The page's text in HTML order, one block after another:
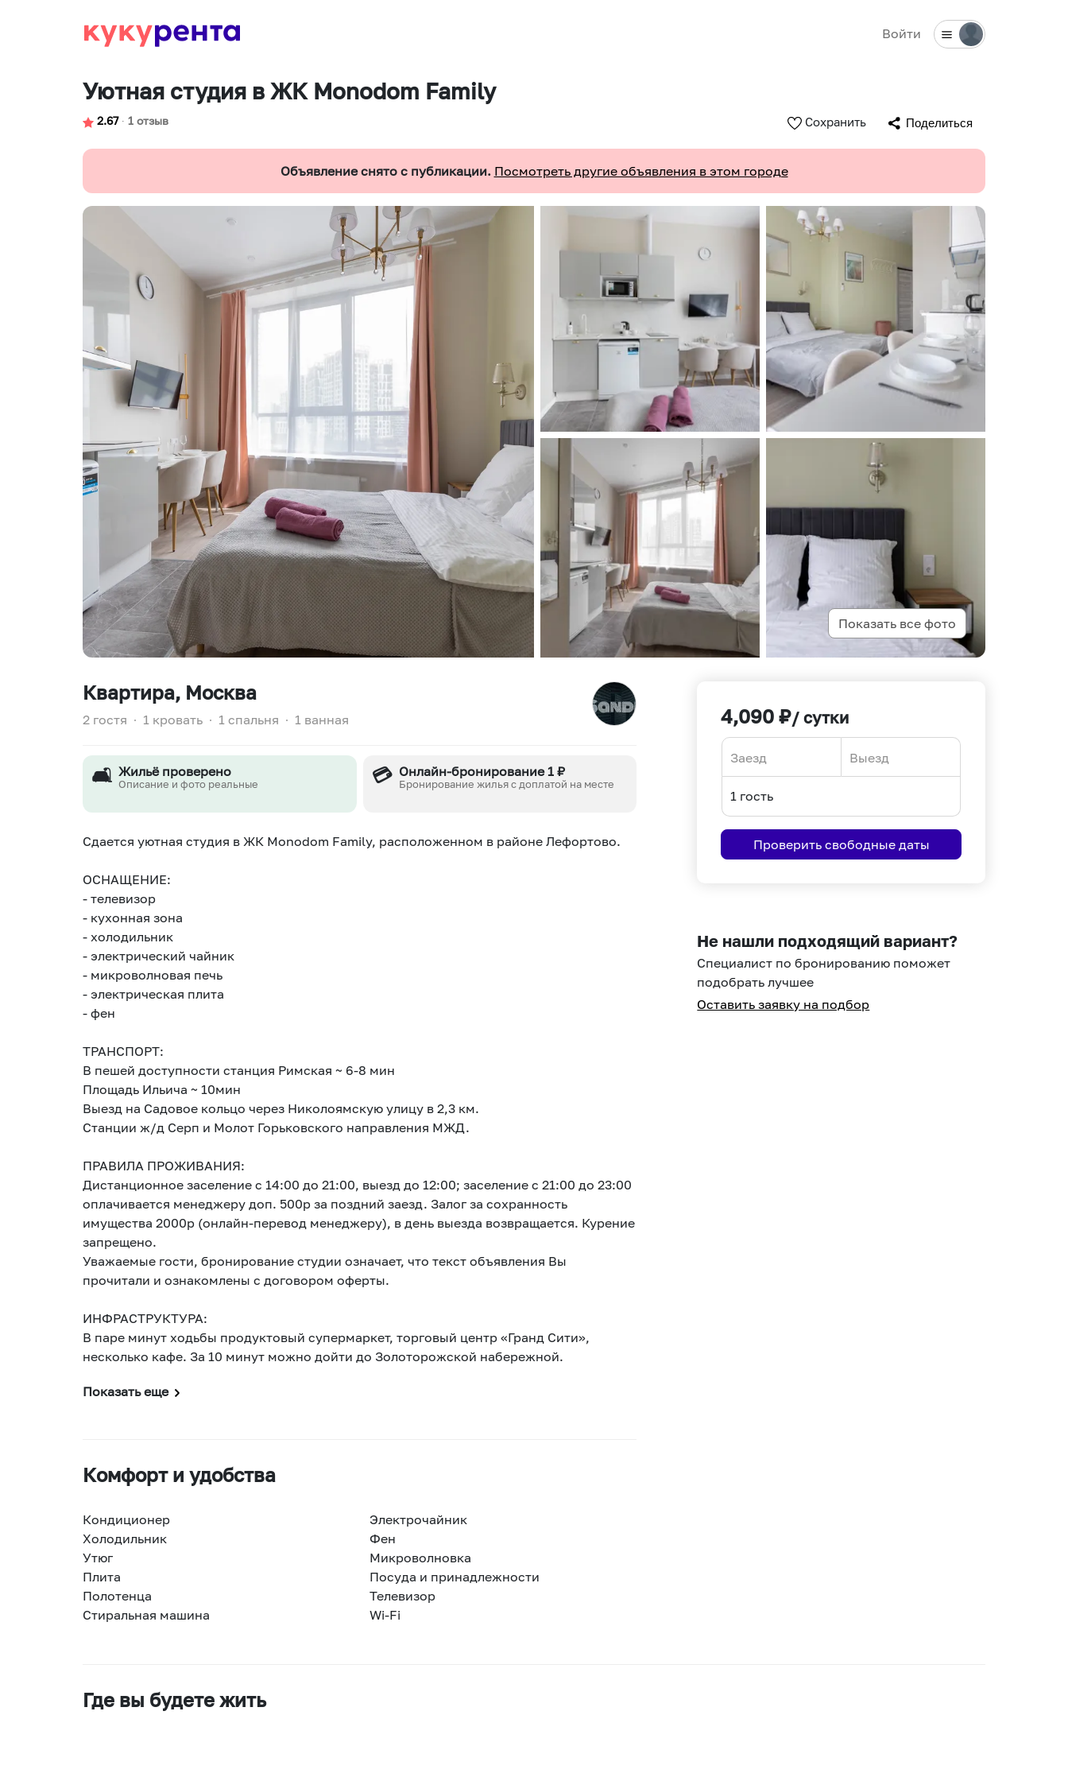
Войти
Уютная студия в ЖК Monodom Family
2.67 ∙ 1 отзыв Сохранить Поделиться
Объявление снято с публикации. Посмотреть другие объявления в этом городе
Показать все фото
Квартира, Москва
2 гостя ∙ 1 кровать ∙ 1 спальня ∙ 1 ванная
🛋️ Жильё проверено
Описание и фото реальные 💳 Онлайн-бронирование 1 ₽
Бронирование жилья с доплатой на месте
Сдается уютная студия в ЖК Monodom Family, расположенном в районе Лефортово.
ОСНАЩЕНИЕ:
- телевизор
- кухонная зона
- холодильник
- электрический чайник
- микроволновая печь
- электрическая плита
- фен
ТРАНСПОРТ:
В пешей доступности станция Римская ~ 6-8 мин
Площадь Ильича ~ 10мин
Выезд на Садовое кольцо через Николоямскую улицу в 2,3 км.
Станции ж/д Серп и Молот Горьковского направления МЖД.
ПРАВИЛА ПРОЖИВАНИЯ:
Дистанционное заселение с 14:00 до 21:00, выезд до 12:00; заселение с 21:00 до 23:00
оплачивается менеджеру доп. 500р за поздний заезд. Залог за сохранность
имущества 2000р (онлайн-перевод менеджеру), в день выезда возвращается. Курение
запрещено.
Уважаемые гости, бронирование студии означает, что текст объявления Вы
прочитали и ознакомлены с договором оферты.
ИНФРАСТРУКТУРА:
В паре минут ходьбы продуктовый супермаркет, торговый центр «Гранд Сити»,
несколько кафе. За 10 минут можно дойти до Золоторожской набережной.
Показать еще
Комфорт и удобства
Кондиционер
Электрочайник
Холодильник
Фен
Утюг
Микроволновка
Плита
Посуда и принадлежности
Полотенца
Телевизор
Стиральная машина
Wi-Fi
4,090 ₽/ сутки
forward
interact
with
select
a
date.
the
interact
with
select
a
the
Проверить свободные даты
Не нашли подходящий вариант?
Специалист по бронированию поможет
подобрать лучшее
Оставить заявку на подбор
Где вы будете жить